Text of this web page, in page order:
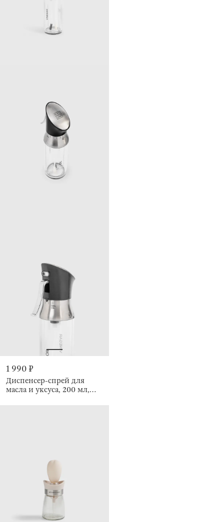
1 990 ₽
Диспенсер-спрей для
масла и уксуса, 200 мл,